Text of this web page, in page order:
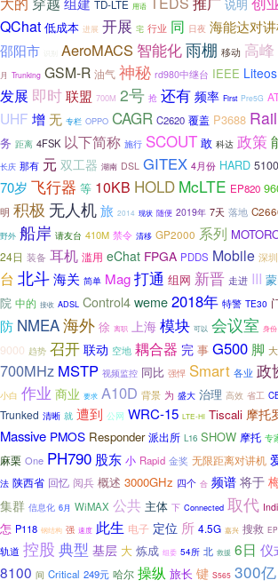
TD-LTE 用语 说明
QChat 低成本 进展 开展 宅 行业 同 日夜 海能达对
邵阳市 AeroMACS 智能化雨棚 移动 高峰
月 Trunking GSM-R 油气 神秘 rd980中继台 IEEE Liteos
发展 即时联盟 700M 2号 抢 还有 频率 First Pre5G
UHF 增无 专栏 OPPO CAGR C2620 覆盖 P3688 Rail
务 距离 4FSK 以下简称 施行 SCOUT 敢 科达 政策
长庆 那有 元 双工器 湖南 DSL GITEX 4月份 HARD 5100
70岁 飞行器 等 10KB HOLD McLTE EP820
明 积极 无人机旅 2014 现状 随便 2019年 7天 落地
野外 船岸 请友台 410M 禁令 清移 GP2000 系列
24日 装备 耳机 滥用 eChat FPGA PDDS Mobile 深圳
台 北斗海关 简单 Mag打通 组网 新晋 走进 III
院 中的 接收 ADSL Control4 weme2018年 特警 TE30
防 NMEA海外 徐 离职 上海 模块 可以 会议室 身份
9000 趋势 召开 联动 空地 耦合器 完 事 G500 脚
700MHz MSTP 视频监控 同比 强悍 Smart 各业 政
小白 作业 商业 要求 A10D 背景 为 盛大 治理 高效 省工
Trunked 清晰 就 遭到 公网 WRC-15 LTE-Hi Tiscali 摩托
Massive PMOS Responder 派出所 L16 SHOW 摩托 专
麻栗 One PH790 股东 小 Rapid 金奖 无限距离对讲机
法 陕西省 回忆 阅兵 概述 3000GHz 四个 合 频谱 将于
集群 信息化 6月 WiMAX 公共 主体 下 Connected 取代
怎 P118 钢结构 强 速度 此生 电子 定位 所 4.5G 嘉兴 搜救
轨道 控股 典型 基层 大 炼成 组委 54所 北 救援 6日 仪
8100 间 Critical 249元 哈尔 操纵 旅长 键 S565 300亿